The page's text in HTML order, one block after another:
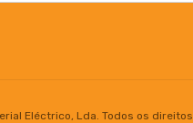
Eléctrico, Lda. Todos os direitos